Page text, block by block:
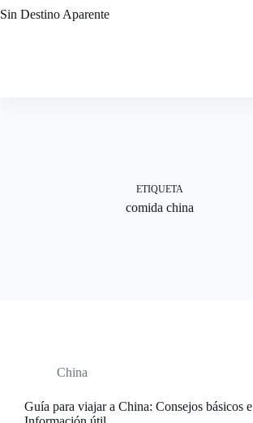
al
Sin Destino Aparente
ETIQUETA
comida china
China
Guía para viajar a China: Consejos básicos e